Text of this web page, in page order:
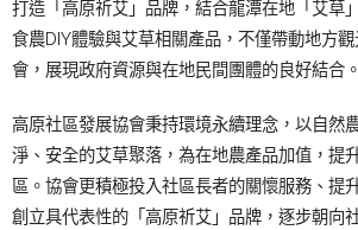
打造「高原祈艾」品牌，結合龍潭在地「艾草
食農DIY體驗與艾草相關產品，不僅帶動地方
會，展現政府資源與在地民間團體的良好結合。
高原社區發展協會秉持環境永續理念，以自然
淨、安全的艾草聚落，為在地農產品加值，提
區。協會更積極投入社區長者的關懷服務、提
創立具代表性的「高原祈艾」品牌，逐步朝向